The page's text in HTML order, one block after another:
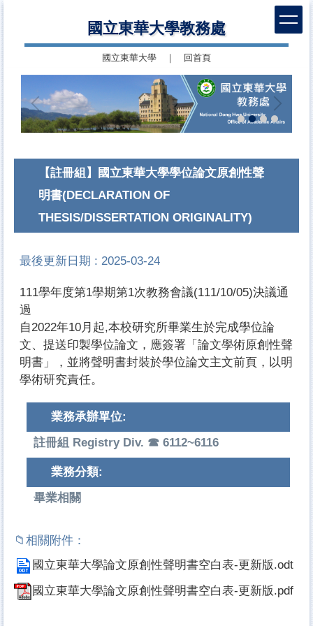
國立東華大學教務處
國立東華大學 回首頁
【註冊組】國立東華大學學位論文原創性聲
明書(DECLARATION OF
THESIS/DISSERTATION ORIGINALITY)
最後更新日期 :2025-03-24
111學年度第1學期第1次教務會議(111/10/05)決議通
過
自2022年10月起,本校研究所畢業生於完成學位論
文、提送印製學位論文，應簽署「論文學術原創性聲
明書」，並將聲明書封裝於學位論文主文前頁，以明
學術研究責任。
業務承辦單位:
註冊組 Registry Div. ☎ 6112~6116
業務分類:
畢業相關
國立東華大學論文原創性聲明書空白表-更新版.odt
國立東華大學論文原創性聲明書空白表-更新版.pdf